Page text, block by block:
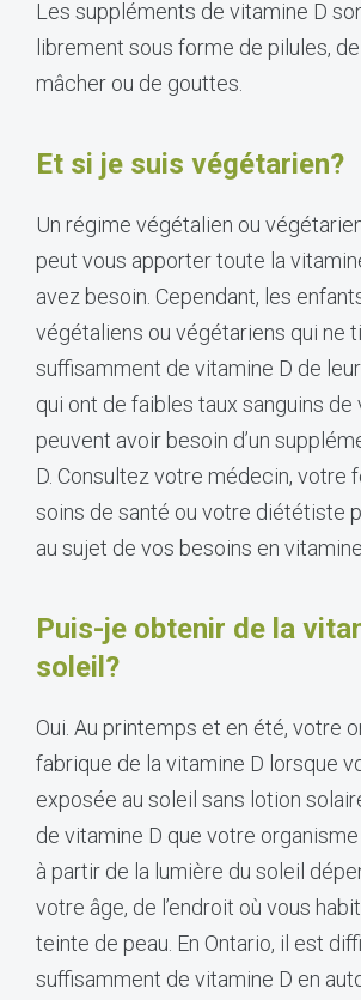
Les suppléments de vitamine D
librement sous forme de pilules,
mâcher ou de gouttes.
Et si je suis végétarien?
Un régime végétalien ou
peut vous apporter toute la
avez besoin. Cependant, les
végétaliens ou végétariens qui ne
suffisamment de vitamine D de
qui ont de faibles taux sanguins de
peuvent avoir besoin d’un
D. Consultez votre médecin, votre
soins de santé ou votre diététiste
au sujet de vos besoins en vitamine
Puis-je obtenir de la
soleil?
Oui. Au printemps et en été, votre
fabrique de la vitamine D lorsque
exposée au soleil sans lotion
de vitamine D que votre
à partir de la lumière du soleil
votre âge, de l’endroit où vous
teinte de peau. En Ontario, il est
suffisamment de vitamine D en